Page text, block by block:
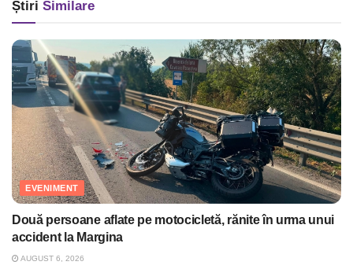
Știri Similare
EVENIMENT
Două persoane aflate pe motocicletă, rănite în urma unui
accident la Margina
AUGUST 6, 2026